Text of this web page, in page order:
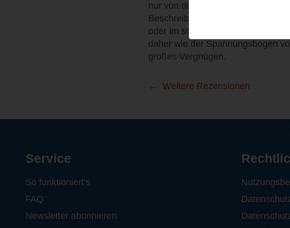
nur von der spannenden Suche,
Beschreibungen der Natur fand
oder im schwülen Dschungel.
daher wie der Spannungsbogen
großes Vergnügen.
Weitere Rezensionen
Service
So funktioniert‘s
FAQ
Newsletter abonnieren